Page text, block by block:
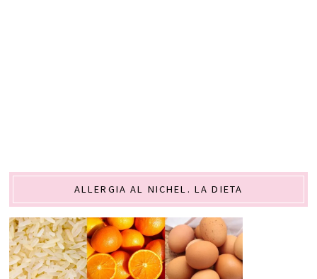
ALLERGIA AL NICHEL. LA DIETA